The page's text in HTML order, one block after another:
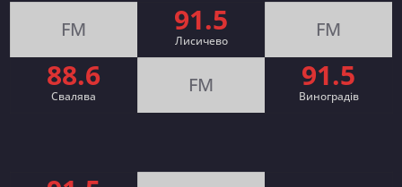
FM 91.5
Лисичево FM
88.6
Свалява FM 91.5
Виноградів